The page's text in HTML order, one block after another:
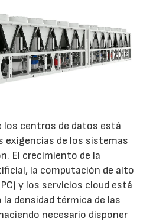
los centros de datos está
exigencias de los sistemas
El crecimiento de la
la computación de alto
y los servicios cloud está
densidad térmica de las
necesario disponer